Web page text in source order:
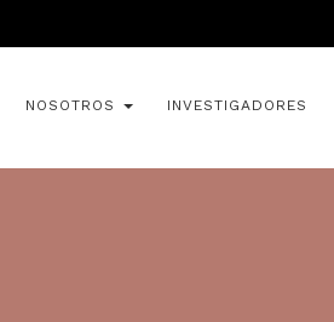
NOSOTROS INVESTIGADORES